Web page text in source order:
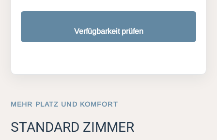
Verfügbarkeit prüfen
MEHR PLATZ UND KOMFORT
STANDARD ZIMMER